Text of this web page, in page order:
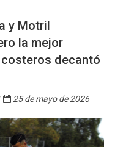
y Motril
la mejor
decantó
25 de mayo de 2026